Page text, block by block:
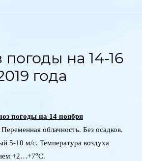
на 14-16
года
погоды на 14 ноября
Переменная облачность. Без осадков.
5-10 м/с. Температура воздуха
+2…+7оС.